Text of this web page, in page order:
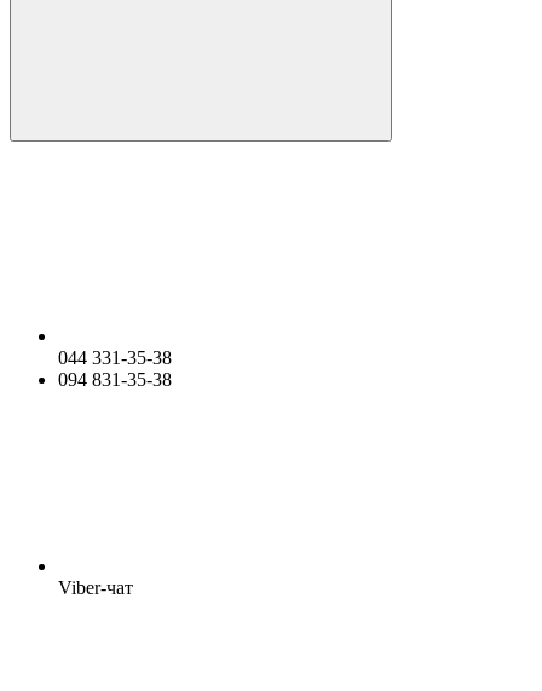
044 331-35-38
094 831-35-38
Viber-чат